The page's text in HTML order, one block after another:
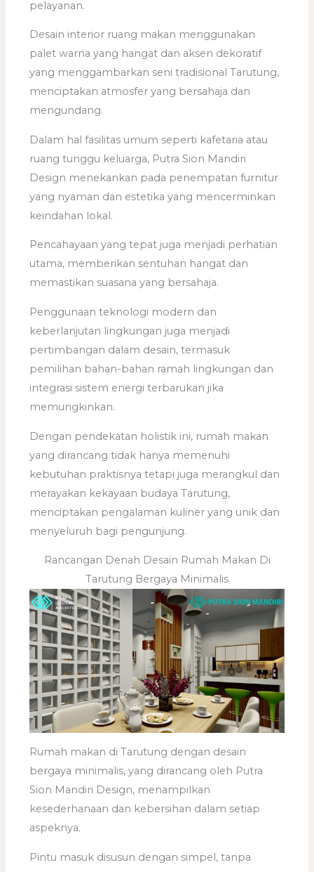
pelayanan.
Desain interior ruang makan menggunakan
palet warna yang hangat dan aksen dekoratif
yang menggambarkan seni tradisional Tarutung,
menciptakan atmosfer yang bersahaja dan
mengundang.
Dalam hal fasilitas umum seperti kafetaria atau
ruang tunggu keluarga, Putra Sion Mandiri
Design menekankan pada penempatan furnitur
yang nyaman dan estetika yang mencerminkan
keindahan lokal.
Pencahayaan yang tepat juga menjadi perhatian
utama, memberikan sentuhan hangat dan
memastikan suasana yang bersahaja.
Penggunaan teknologi modern dan
keberlanjutan lingkungan juga menjadi
pertimbangan dalam desain, termasuk
pemilihan bahan-bahan ramah lingkungan dan
integrasi sistem energi terbarukan jika
memungkinkan.
Dengan pendekatan holistik ini, rumah makan
yang dirancang tidak hanya memenuhi
kebutuhan praktisnya tetapi juga merangkul dan
merayakan kekayaan budaya Tarutung,
menciptakan pengalaman kuliner yang unik dan
menyeluruh bagi pengunjung.
Rancangan Denah Desain Rumah Makan Di
Tarutung Bergaya Minimalis
Rumah makan di Tarutung dengan desain
bergaya minimalis, yang dirancang oleh Putra
Sion Mandiri Design, menampilkan
kesederhanaan dan kebersihan dalam setiap
aspeknya.
Pintu masuk disusun dengan simpel, tanpa